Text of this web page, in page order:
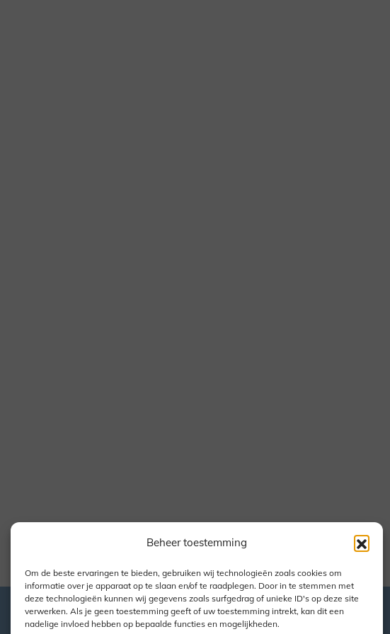
Beheer toestemming
Om de beste ervaringen te bieden, gebruiken wij technologieën zoals cookies om
informatie over je apparaat op te slaan en/of te raadplegen. Door in te stemmen met
deze technologieën kunnen wij gegevens zoals surfgedrag of unieke ID's op deze site
verwerken. Als je geen toestemming geeft of uw toestemming intrekt, kan dit een
nadelige invloed hebben op bepaalde functies en mogelijkheden.